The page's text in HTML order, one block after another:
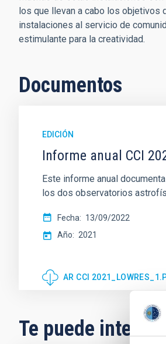
los que llevan a cabo los
instalaciones al servicio de
estimulante para la creatividad.
Documentos
EDICIÓN
Informe anual CCI
Este informe anual
los dos observatorios
Fecha
13/09/2022
Año
2021
AR CCI
Te puede interesar